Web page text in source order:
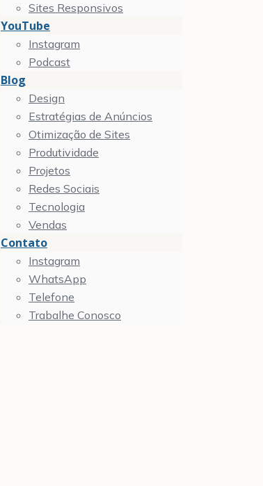
Sites Responsivos
YouTube
Instagram
Podcast
Blog
Design
Estratégias de Anúncios
Otimização de Sites
Produtividade
Projetos
Redes Sociais
Tecnologia
Vendas
Contato
Instagram
WhatsApp
Telefone
Trabalhe Conosco